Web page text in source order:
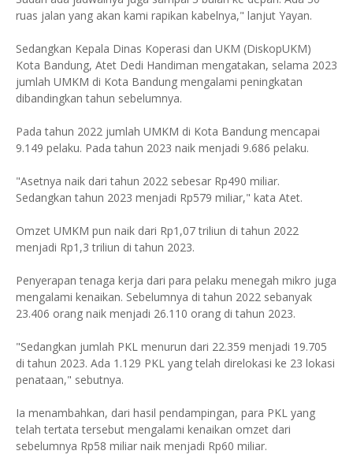
ruas jalan yang akan kami rapikan kabelnya," lanjut Yayan.
Sedangkan Kepala Dinas Koperasi dan UKM (DiskopUKM)
Kota Bandung, Atet Dedi Handiman mengatakan, selama 2023
jumlah UMKM di Kota Bandung mengalami peningkatan
dibandingkan tahun sebelumnya.
Pada tahun 2022 jumlah UMKM di Kota Bandung mencapai
9.149 pelaku. Pada tahun 2023 naik menjadi 9.686 pelaku.
"Asetnya naik dari tahun 2022 sebesar Rp490 miliar.
Sedangkan tahun 2023 menjadi Rp579 miliar," kata Atet.
Omzet UMKM pun naik dari Rp1,07 triliun di tahun 2022
menjadi Rp1,3 triliun di tahun 2023.
Penyerapan tenaga kerja dari para pelaku menegah mikro juga
mengalami kenaikan. Sebelumnya di tahun 2022 sebanyak
23.406 orang naik menjadi 26.110 orang di tahun 2023.
"Sedangkan jumlah PKL menurun dari 22.359 menjadi 19.705
di tahun 2023. Ada 1.129 PKL yang telah direlokasi ke 23 lokasi
penataan," sebutnya.
Ia menambahkan, dari hasil pendampingan, para PKL yang
telah tertata tersebut mengalami kenaikan omzet dari
sebelumnya Rp58 miliar naik menjadi Rp60 miliar.